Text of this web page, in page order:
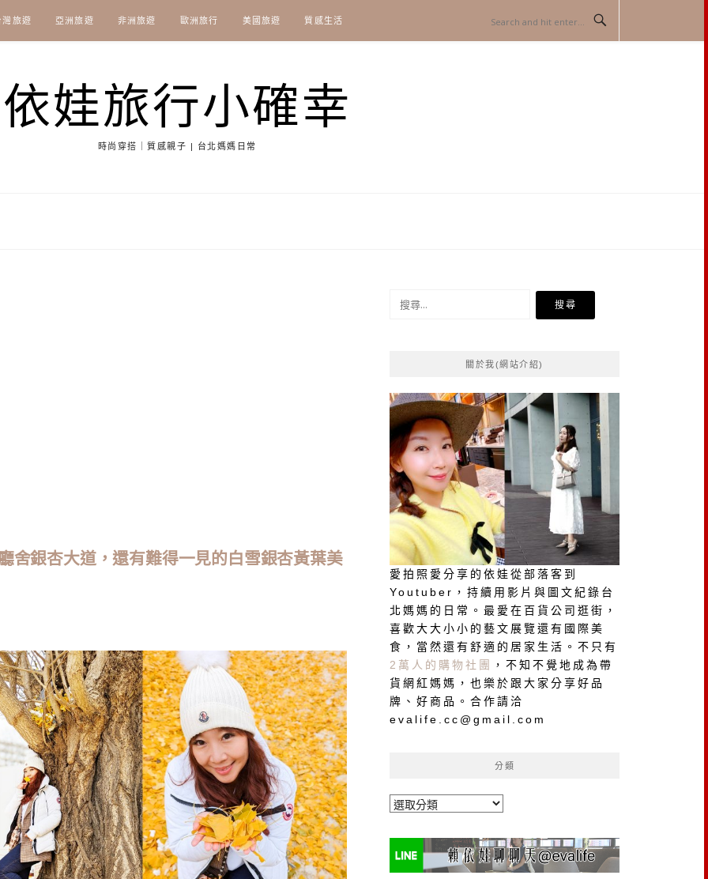
灣旅遊 亞洲旅遊 非洲旅遊 歐洲旅行 美國旅遊 質感生活
依娃旅行小確幸
時尚穿搭｜質感親子 | 台北媽媽日常
舍銀杏大道，還有難得一見的白雪銀杏黃葉美
搜
關於我(網站介紹)
愛拍照愛分享的依娃從部落客到
Youtuber，持續用影片與圖文紀錄台
北媽媽的日常。最愛在百貨公司逛街，
喜歡大大小小的藝文展覽還有國際美
食，當然還有舒適的居家生活。不只有
2萬人的購物社團
，不知不覺地成為帶
貨網紅媽媽，也樂於跟大家分享好品
牌、好商品。合作請洽
evalife.cc@gmail.com
分類
分